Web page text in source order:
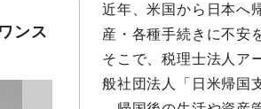
ンス
近年、米国から日本へ
産・各種手続きに不安
そこで、税理士法人ア
般社団法人「日米帰国